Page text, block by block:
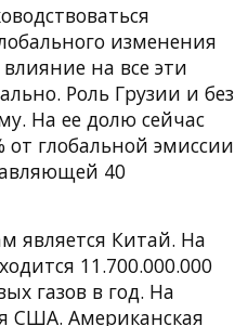
изменения
на все эти
Роль Грузии и без
На ее долю сейчас
глобальной эмиссии
40
является Китай. На
11.700.000.000
газов в год. На
США. Американская